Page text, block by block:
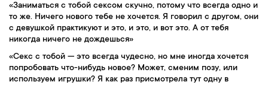
«Заниматься с тобой сексом скучно, потому что всегда одно и
то же. Ничего нового тебе не хочется. Я говорил с другом, они
с девушкой практикуют и это, и это, и вот это. А от тебя
никогда ничего не дождешься»
«Секс с тобой — это всегда чудесно, но мне иногда хочется
попробовать что-нибудь новое? Может, сменим позу, или
используем игрушки? Я как раз присмотрела тут одну в